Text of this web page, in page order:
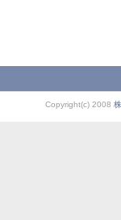
Copyright(c) 2008